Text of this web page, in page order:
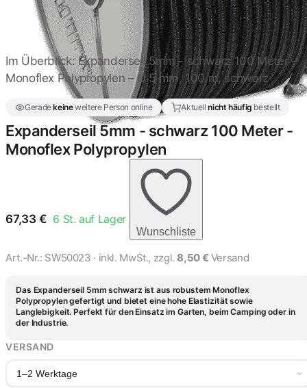
Im Überblick: Expanderseil 5mm - schwarz 100 Meter -
Monoflex Polypropylen – Ø 5 mm, 100 m, schwarz
Geradekeineweitere Person online Aktuellnicht häufig bestellt
Expanderseil 5mm - schwarz 100 Meter -
Monoflex Polypropylen
67,33 € 6 St. auf Lager
Wunschliste
Art.-Nr.: SW50023 · inkl. MwSt., zzgl. 8,50 € Versand
Das Expanderseil 5mm schwarz ist aus robustem Monoflex
Polypropylen gefertigt und bietet eine hohe Elastizität sowie
Langlebigkeit. Perfekt für den Einsatz im Garten, beim Camping oder in
der Industrie.
VERSAND
1–2 Werktage